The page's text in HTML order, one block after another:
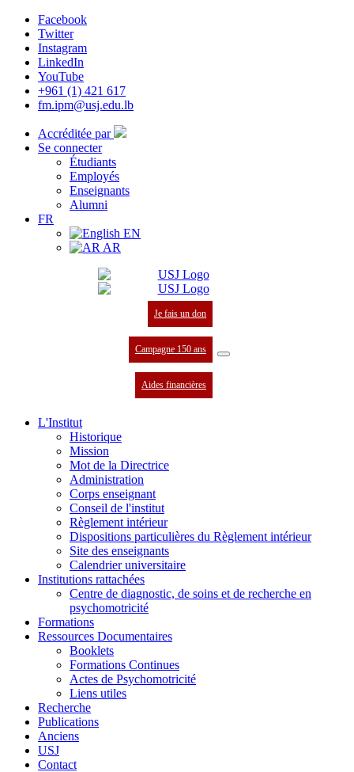
Facebook
Twitter
Instagram
LinkedIn
YouTube
+961 (1) 421 617
fm.ipm@usj.edu.lb
Accréditée par
Se connecter
Étudiants
Employés
Enseignants
Alumni
FR
EN
AR
Je fais un don
Campagne 150 ans
Aides financières
L'Institut
Historique
Mission
Mot de la Directrice
Administration
Corps enseignant
Conseil de l'institut
Règlement intérieur
Dispositions particulières du Règlement intérieur
Site des enseignants
Calendrier universitaire
Institutions rattachées
Centre de diagnostic, de soins et de recherche en
psychomotricité
Formations
Ressources Documentaires
Booklets
Formations Continues
Actes de Psychomotricité
Liens utiles
Recherche
Publications
Anciens
USJ
Contact